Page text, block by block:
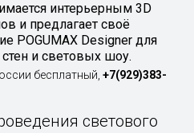
интерьерным 3D
и предлагает своё
POGUMAX Designer для
и световых шоу.
бесплатный, +7(929)383-
светового